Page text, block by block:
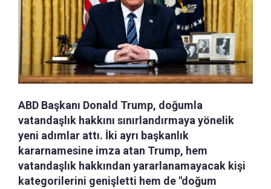
ABD Başkanı Donald Trump, doğumla
vatandaşlık hakkını sınırlandırmaya yönelik
yeni adımlar attı. İki ayrı başkanlık
kararnamesine imza atan Trump, hem
vatandaşlık hakkından yararlanamayacak kişi
kategorilerini genişletti hem de "doğum